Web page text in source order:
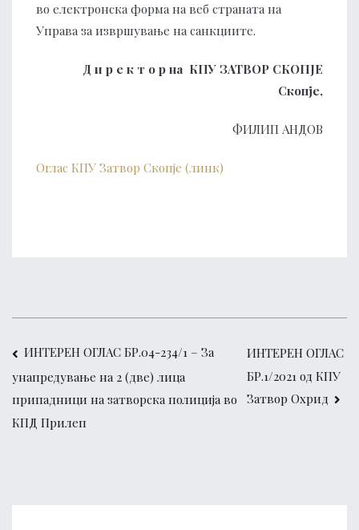
во електронска форма на веб страната на
Управа за извршување на санкциите.
Д и р е к т о р на КПУ ЗАТВОР СКОПЈЕ
Скопје,
ФИЛИП АНДОВ
Оглас КПУ Затвор Скопје (линк)
ИНТЕРЕН ОГЛАС БР.04-234/1 – За
унапредување на 2 (две) лица
припадници на затворска полиција во
КПД Прилеп
ИНТЕРЕН ОГЛАС
БР.1/2021 од КПУ
Затвор Охрид